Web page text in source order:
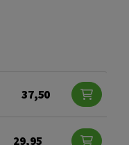
37,50
29,95